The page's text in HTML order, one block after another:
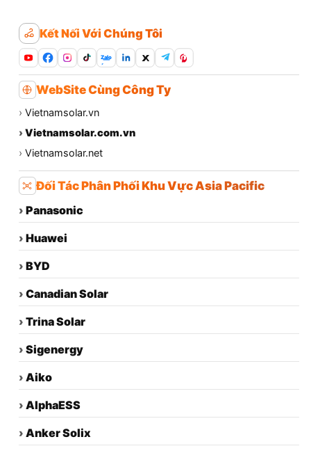
Kết Nối Với Chúng Tôi
Zalo
WebSite Cùng Công Ty
› Vietnamsolar.vn
› Vietnamsolar.com.vn
› Vietnamsolar.net
Đối Tác Phân Phối Khu Vực Asia Pacific
› Panasonic
› Huawei
› BYD
› Canadian Solar
› Trina Solar
› Sigenergy
› Aiko
› AlphaESS
› Anker Solix